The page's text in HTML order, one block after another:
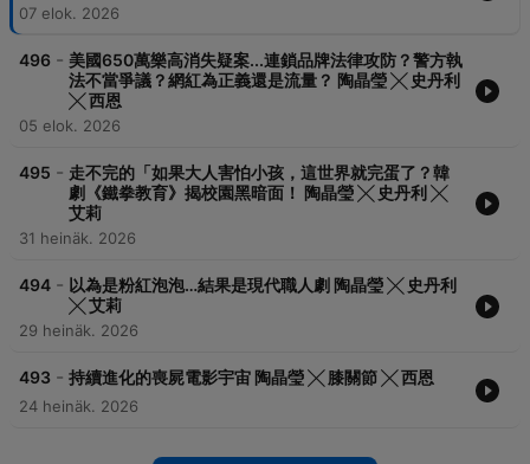
07 elok. 2026
496 - 美國650萬樂高消失疑案...連鎖品牌法律攻防？警方執
法不當爭議？網紅為正義還是流量？ 陶晶瑩 ╳ 史丹利
╳ 西恩
05 elok. 2026
495 - 走不完的「如果大人害怕小孩，這世界就完蛋了？韓
劇《鐵拳教育》揭校園黑暗面！ 陶晶瑩 ╳ 史丹利 ╳
艾莉
31 heinäk. 2026
494 - 以為是粉紅泡泡…結果是現代職人劇 陶晶瑩 ╳ 史丹利
╳ 艾莉
29 heinäk. 2026
493 - 持續進化的喪屍電影宇宙 陶晶瑩 ╳ 膝關節 ╳ 西恩
24 heinäk. 2026